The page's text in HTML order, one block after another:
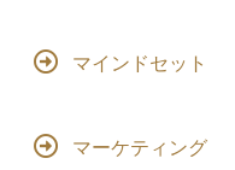
マインドセット
マーケティング